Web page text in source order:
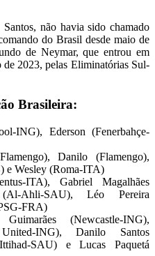
não havia sido chamado
do Brasil desde maio de
de Neymar, que entrou em
2023, pelas Eliminatórias Sul-
Brasileira:
ING), Ederson (Fenerbahçe-
Danilo (Flamengo),
e Wesley (Roma-ITA)
ITA), Gabriel Magalhães
Ahli-SAU), Léo Pereira
FRA)
(Newcastle-ING),
ING), Danilo Santos
SAU) e Lucas Paquetá